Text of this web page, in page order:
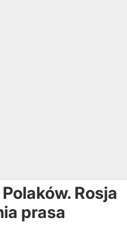
Rosja
prasa